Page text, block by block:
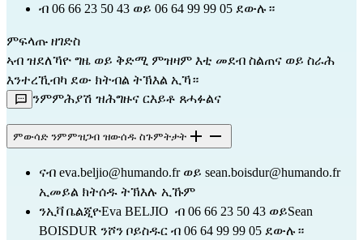
ብ 06 66 23 50 43 ወይ 06 64 99 99 05 ደውሉ።
ምፍላጡ ዘገድስ
ኣብ ዝደለኻዮ ግዜ ወይ ቅድሚ ምዝዛም እቲ መደብ ስልጠና ወይ ስራሕ
እንተረኺብካ ደው ክትብል ትኽእል ኢኻ።
ንምምሕያሽ ዝሕግዙና ርእይቶ ጸሓፉልና
ምውሳድ ንምምዝጋብ ዝውሰዱ ስጉምትታት
ናብ eva.beljio@humando.fr ወይ sean.boisdur@humando.fr
ኢመይል ክትሰዱ ትኽእሉ ኢኹም
ንኢቫ ቤልጂዮEva BELJIO  ብ 06 66 23 50 43 ወይSean
BOISDUR ንሾን ቦይስዱር ብ 06 64 99 99 05 ደውሉ።